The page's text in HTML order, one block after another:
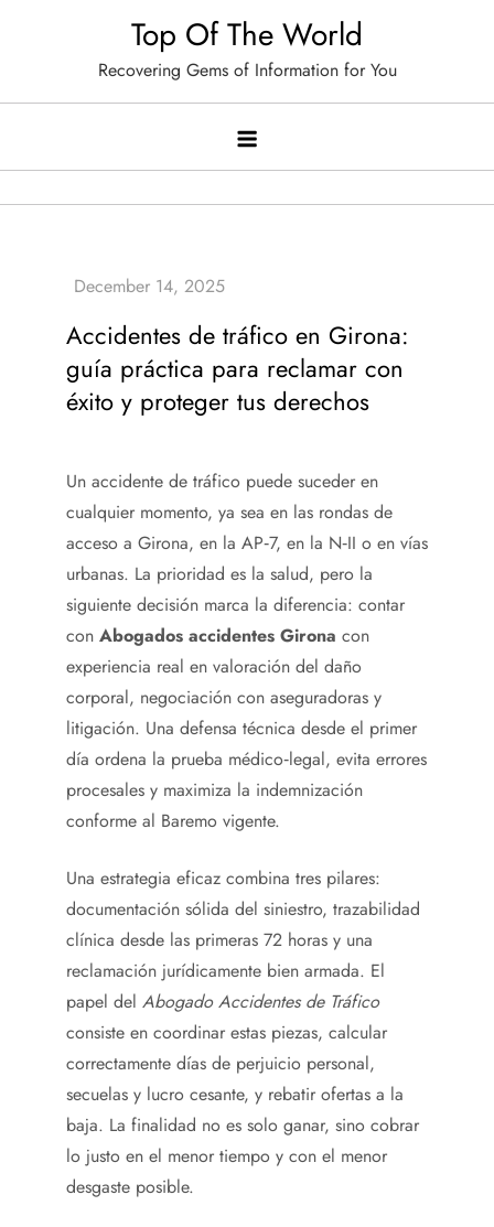
Top Of The World
Recovering Gems of Information for You
Accidentes de tráfico en Girona:
guía práctica para reclamar con
éxito y proteger tus derechos
Un accidente de tráfico puede suceder en
cualquier momento, ya sea en las rondas de
acceso a Girona, en la AP‑7, en la N‑II o en vías
urbanas. La prioridad es la salud, pero la
siguiente decisión marca la diferencia: contar
con Abogados accidentes Girona con
experiencia real en valoración del daño
corporal, negociación con aseguradoras y
litigación. Una defensa técnica desde el primer
día ordena la prueba médico‑legal, evita errores
procesales y maximiza la indemnización
conforme al Baremo vigente.
Una estrategia eficaz combina tres pilares:
documentación sólida del siniestro, trazabilidad
clínica desde las primeras 72 horas y una
reclamación jurídicamente bien armada. El
papel del Abogado Accidentes de Tráfico
consiste en coordinar estas piezas, calcular
correctamente días de perjuicio personal,
secuelas y lucro cesante, y rebatir ofertas a la
baja. La finalidad no es solo ganar, sino cobrar
lo justo en el menor tiempo y con el menor
desgaste posible.